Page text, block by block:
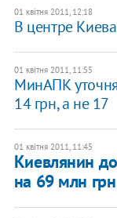
01 квітня 2011, 12:18
В центре
01 квітня 2011, 11:55
МинАПК
14 грн, а не 17
01 квітня 2011, 11:45
Киевлянин
на 69 млн грн